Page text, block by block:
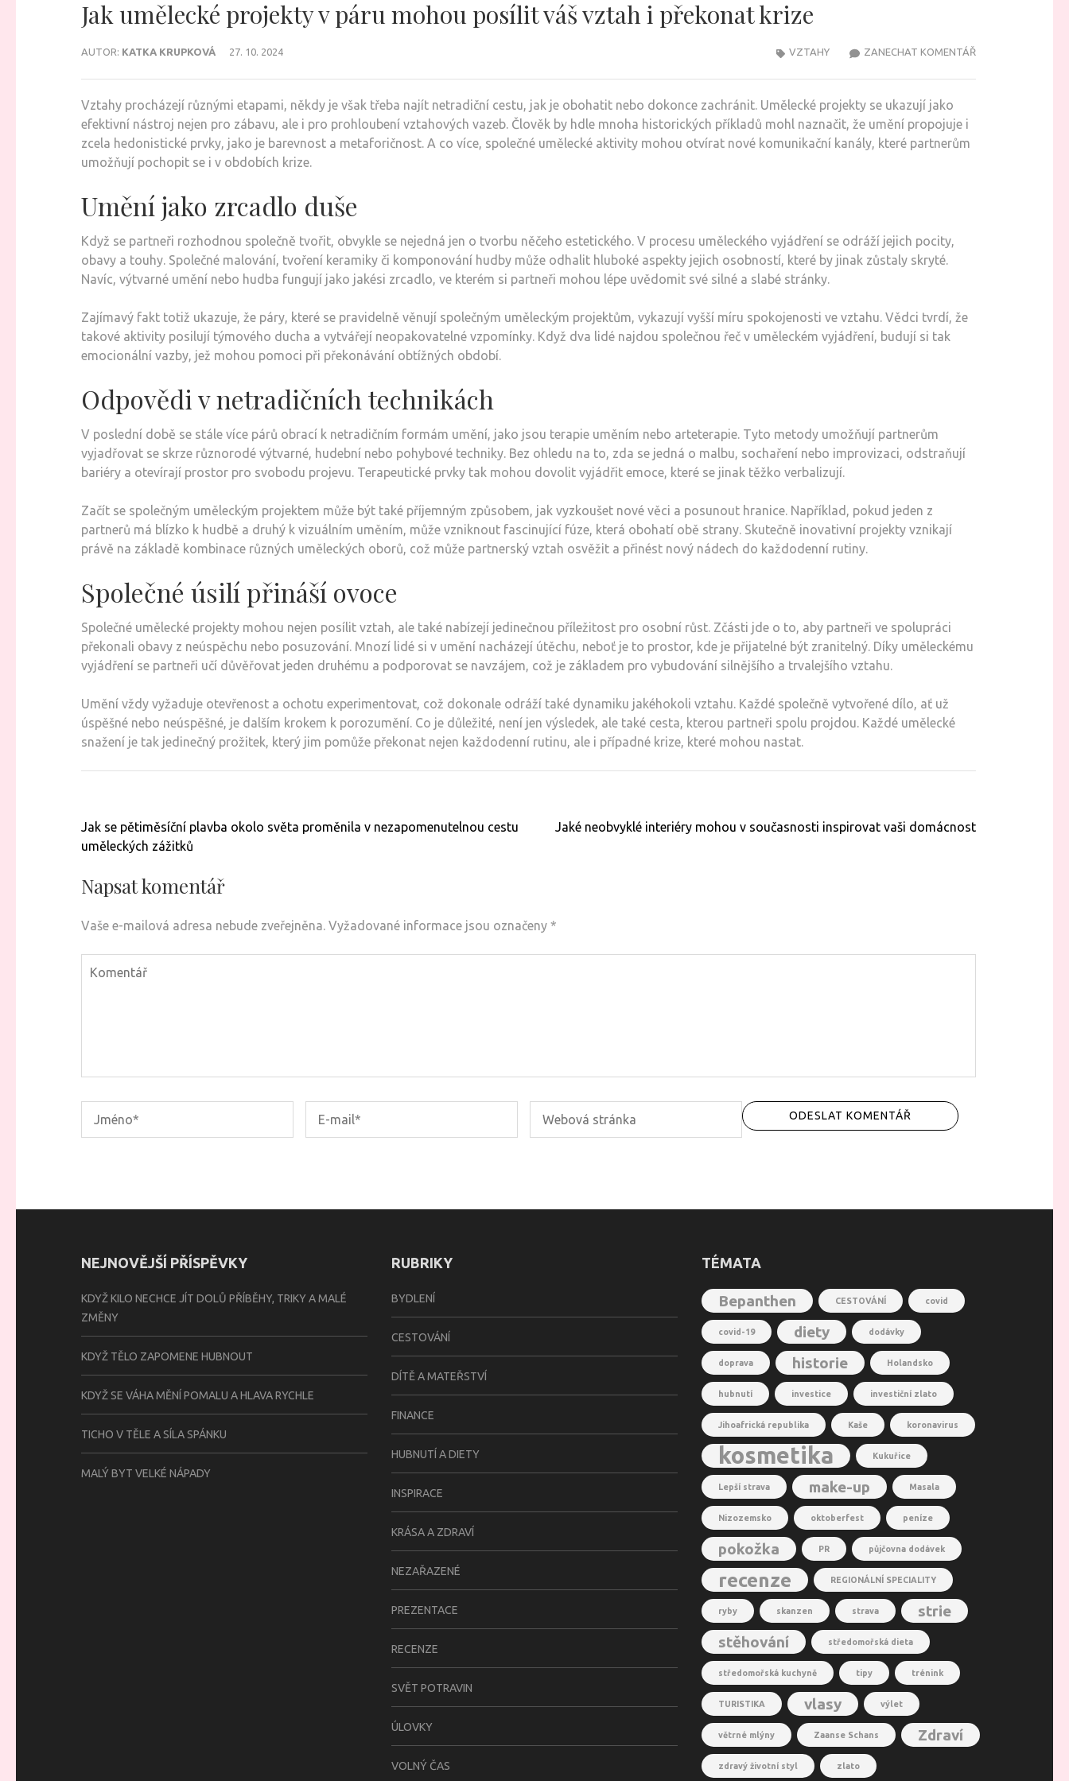
Jak umělecké projekty v páru mohou posílit váš vztah i překonat krize
AUTOR: KATKA KRUPKOVÁ 27. 10. 2024 ZANECHAT KOMENTÁŘNA
VZTAHY
Vztahy procházejí různými etapami, někdy je však třeba najít netradiční cestu, jak je obohatit nebo dokonce zachránit. Umělecké projekty se ukazují jako
efektivní nástroj nejen pro zábavu, ale i pro prohloubení vztahových vazeb. Člověk by hdle mnoha historických příkladů mohl naznačit, že umění propojuje i
zcela hedonistické prvky, jako je barevnost a metaforičnost. A co více, společné umělecké aktivity mohou otvírat nové komunikační kanály, které partnerům
umožňují pochopit se i v obdobích krize.
Umění jako zrcadlo duše
Když se partneři rozhodnou společně tvořit, obvykle se nejedná jen o tvorbu něčeho estetického. V procesu uměleckého vyjádření se odráží jejich pocity,
obavy a touhy. Společné malování, tvoření keramiky či komponování hudby může odhalit hluboké aspekty jejich osobností, které by jinak zůstaly skryté.
Navíc, výtvarné umění nebo hudba fungují jako jakési zrcadlo, ve kterém si partneři mohou lépe uvědomit své silné a slabé stránky.
Zajímavý fakt totiž ukazuje, že páry, které se pravidelně věnují společným uměleckým projektům, vykazují vyšší míru spokojenosti ve vztahu. Vědci tvrdí, že
takové aktivity posilují týmového ducha a vytvářejí neopakovatelné vzpomínky. Když dva lidé najdou společnou řeč v uměleckém vyjádření, budují si tak
emocionální vazby, jež mohou pomoci při překonávání obtížných období.
Odpovědi v netradičních technikách
V poslední době se stále více párů obrací k netradičním formám umění, jako jsou terapie uměním nebo arteterapie. Tyto metody umožňují partnerům
vyjadřovat se skrze různorodé výtvarné, hudební nebo pohybové techniky. Bez ohledu na to, zda se jedná o malbu, sochaření nebo improvizaci, odstraňují
bariéry a otevírají prostor pro svobodu projevu. Terapeutické prvky tak mohou dovolit vyjádřit emoce, které se jinak těžko verbalizují.
Začít se společným uměleckým projektem může být také příjemným způsobem, jak vyzkoušet nové věci a posunout hranice. Například, pokud jeden z
partnerů má blízko k hudbě a druhý k vizuálním uměním, může vzniknout fascinující fúze, která obohatí obě strany. Skutečně inovativní projekty vznikají
právě na základě kombinace různých uměleckých oborů, což může partnerský vztah osvěžit a přinést nový nádech do každodenní rutiny.
Společné úsilí přináší ovoce
Společné umělecké projekty mohou nejen posílit vztah, ale také nabízejí jedinečnou příležitost pro osobní růst. Zčásti jde o to, aby partneři ve spolupráci
překonali obavy z neúspěchu nebo posuzování. Mnozí lidé si v umění nacházejí útěchu, neboť je to prostor, kde je přijatelné být zranitelný. Díky uměleckému
vyjádření se partneři učí důvěřovat jeden druhému a podporovat se navzájem, což je základem pro vybudování silnějšího a trvalejšího vztahu.
Umění vždy vyžaduje otevřenost a ochotu experimentovat, což dokonale odráží také dynamiku jakéhokoli vztahu. Každé společně vytvořené dílo, ať už
úspěšné nebo neúspěšné, je dalším krokem k porozumění. Co je důležité, není jen výsledek, ale také cesta, kterou partneři spolu projdou. Každé umělecké
snažení je tak jedinečný prožitek, který jim pomůže překonat nejen každodenní rutinu, ale i případné krize, které mohou nastat.
Navigace
pro
Jak se pětiměsíční plavba okolo světa proměnila v nezapomenutelnou cestu
uměleckých zážitků
Jaké neobvyklé interiéry mohou v současnosti inspirovat vaši domácnost
Napsat komentář
Vaše e-mailová adresa nebude zveřejněna. Vyžadované informace jsou označeny *
NEJNOVĚJŠÍ PŘÍSPĚVKY
KDYŽ KILO NECHCE JÍT DOLŮ PŘÍBĚHY, TRIKY A MALÉ
ZMĚNY
KDYŽ TĚLO ZAPOMENE HUBNOUT
KDYŽ SE VÁHA MĚNÍ POMALU A HLAVA RYCHLE
TICHO V TĚLE A SÍLA SPÁNKU
MALÝ BYT VELKÉ NÁPADY
RUBRIKY
BYDLENÍ
CESTOVÁNÍ
DÍTĚ A MATEŘSTVÍ
FINANCE
HUBNUTÍ A DIETY
INSPIRACE
KRÁSA A ZDRAVÍ
NEZAŘAZENÉ
PREZENTACE
RECENZE
SVĚT POTRAVIN
ÚLOVKY
VOLNÝ ČAS
TÉMATA
Bepanthen CESTOVÁNÍ covid
covid-19 diety dodávky
doprava historie Holandsko
hubnutí investice investiční zlato
Jihoafrická republika Kaše koronavirus
kosmetika Kukuřice
Lepší strava make-up Masala
Nizozemsko oktoberfest peníze
pokožka PR půjčovna dodávek
recenze REGIONÁLNÍ SPECIALITY
ryby skanzen strava
strie
stěhování
středomořská dieta
středomořská kuchyně tipy trénink
TURISTIKA vlasy výlet
větrné mlýny Zaanse Schans Zdraví
zdravý životní styl zlato